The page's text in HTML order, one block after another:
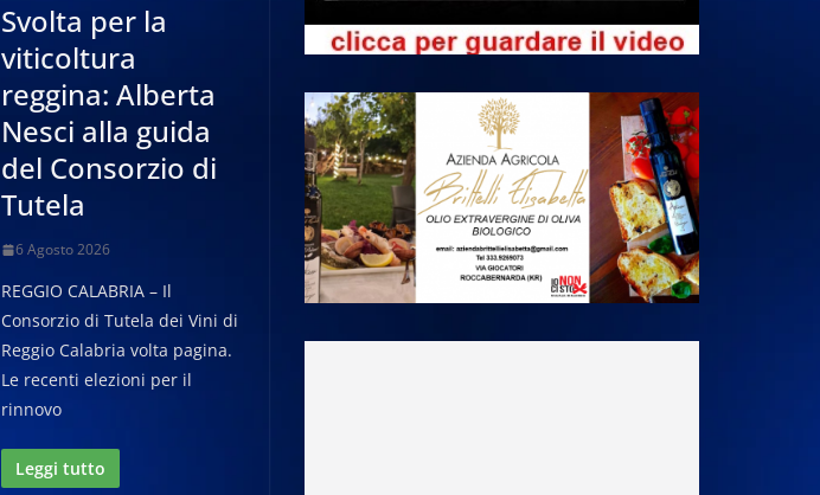
Svolta per la
viticoltura
reggina: Alberta
Nesci alla guida
del Consorzio di
Tutela
6 Agosto 2026
REGGIO CALABRIA – Il
Consorzio di Tutela dei Vini di
Reggio Calabria volta pagina.
Le recenti elezioni per il
rinnovo
Leggi tutto